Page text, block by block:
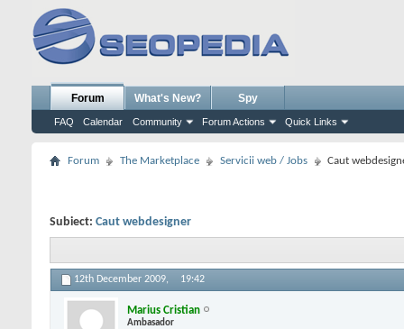
Forum
FAQ Calendar Community Forum Actions Quick Links
What's New? Spy
Forum The Marketplace Servicii web / Jobs Caut
Subiect: Caut webdesigner
12th December 2009, 19:42
Marius Cristian
Ambasador